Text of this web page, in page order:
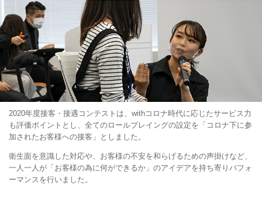
2020年度接客・接遇コンテストは、withコロナ時代に応じたサービス力
も評価ポイントとし、全てのロールプレイングの設定を「コロナ下に参
加されたお客様への接客」としました。
衛生面を意識した対応や、お客様の不安を和らげるための声掛けなど、
一人一人が「お客様の為に何ができるか」のアイデアを持ち寄りパフォ
ーマンスを行いました。